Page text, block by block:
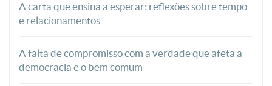
A carta que ensina a esperar: reflexões sobre tempo
e relacionamentos
A falta de compromisso com a verdade que afeta a
democracia e o bem comum